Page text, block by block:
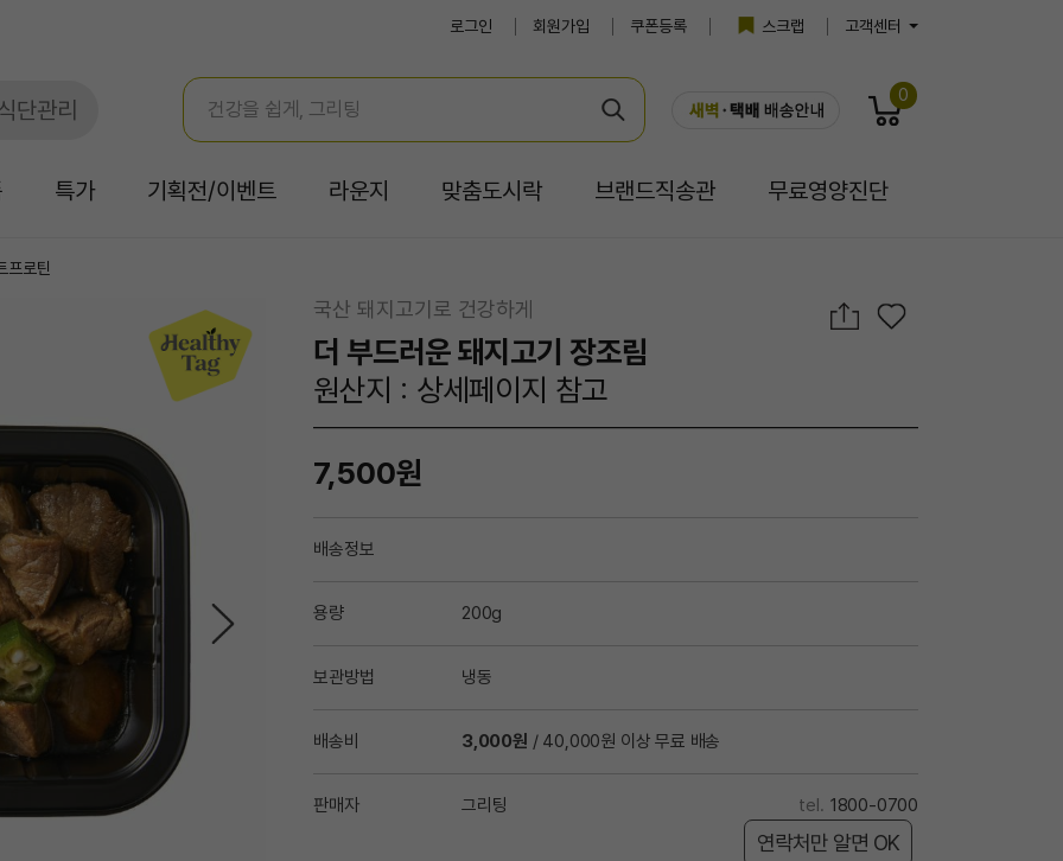
로그인 회원가입 쿠폰등록 스크랩 고객센터
단관리
0
특가 기획전/이벤트 라운지 맞춤도시락 브랜드직송관 무료영양진단
프로틴
국산 돼지고기로 건강하게
더 부드러운 돼지고기 장조림
원산지 : 상세페이지 참고
7,500원
배송정보
용량 200g
보관방법 냉동
배송비 3,000원 / 40,000원 이상 무료 배송
판매자 그리팅 1800-0700
연락처만 알면 OK